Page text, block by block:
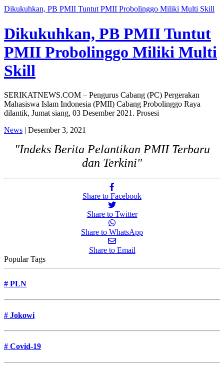
Dikukuhkan, PB PMII Tuntut PMII Probolinggo Miliki Multi Skill
Dikukuhkan, PB PMII Tuntut
PMII Probolinggo Miliki Multi
Skill
SERIKATNEWS.COM – Pengurus Cabang (PC) Pergerakan
Mahasiswa Islam Indonesia (PMII) Cabang Probolinggo Raya
dilantik, Jumat siang, 03 Desember 2021. Prosesi
News | Desember 3, 2021
"Indeks Berita Pelantikan PMII Terbaru
dan Terkini"
Share to Facebook
Share to Twitter
Share to WhatsApp
Share to Email
Popular Tags
# PLN
# Jokowi
# Covid-19